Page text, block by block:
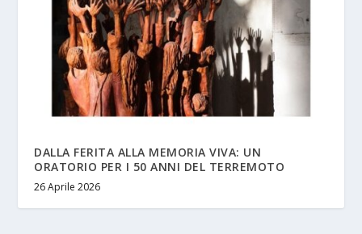
DALLA FERITA ALLA MEMORIA VIVA: UN
ORATORIO PER I 50 ANNI DEL TERREMOTO
26 Aprile 2026